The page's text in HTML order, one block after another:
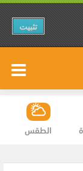
تثبيت
الطقس